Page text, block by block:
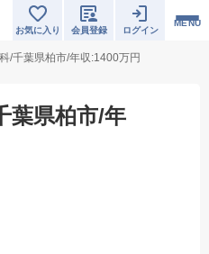
MENU
お気に入り 会員登録 ログイン
/千葉県柏市/年収:1400万円
葉県柏市/年